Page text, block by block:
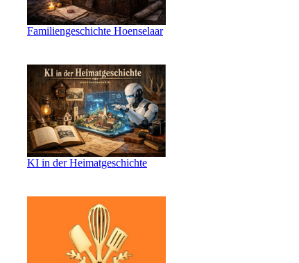
Familiengeschichte Hoenselaar
KI in der Heimatgeschichte